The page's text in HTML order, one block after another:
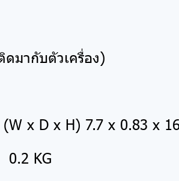
มากับตัวเครื่อง)
x D x H) 7.7 x 0.83 x
KG